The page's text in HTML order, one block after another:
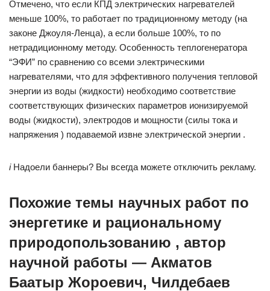
Отмечено, что если КПД электрических нагревателей
меньше 100%, то работает по традиционному методу (на
законе Джоуля-Ленца), а если больше 100%, то по
нетрадиционному методу. Особенность теплогенератора
“ЭФИ” по сравнению со всеми электрическими
нагревателями, что для эффективного получения тепловой
энергии из воды (жидкости) необходимо соответствие
соответствующих физических параметров ионизируемой
воды (жидкости), электродов и мощности (силы тока и
напряжения ) подаваемой извне электрической энергии .
iНадоели баннеры? Вы всегда можете отключить рекламу.
Похожие темы научных работ по
энергетике и рациональному
природопользованию , автор
научной работы — Акматов
Баатыр Жороевич, Чилдебаев